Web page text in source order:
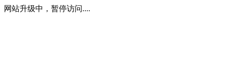
网站升级中，暂停访问....